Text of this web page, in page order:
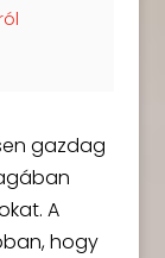
gazdag
A
hogy